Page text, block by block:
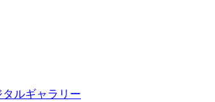
ルギャラリー